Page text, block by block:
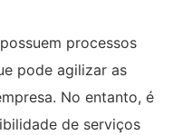
possuem processos
pode agilizar as
No entanto, é
de serviços